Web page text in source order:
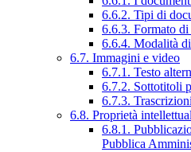
6.6.2. Tipi di
6.6.3. Formato
6.6.4. Modalità
6.7. Immagini e video
6.7.1. Testo
6.7.2. Sottotitoli
6.7.3.
6.8. Proprietà
6.8.1.
Pubblica